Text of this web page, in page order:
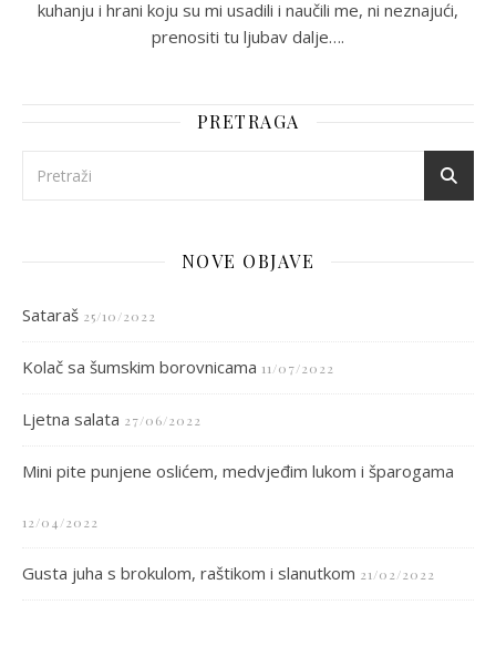
kuhanju i hrani koju su mi usadili i naučili me, ni neznajući,
prenositi tu ljubav dalje….
PRETRAGA
NOVE OBJAVE
Sataraš 25/10/2022
Kolač sa šumskim borovnicama 11/07/2022
Ljetna salata 27/06/2022
Mini pite punjene oslićem, medvjeđim lukom i šparogama
12/04/2022
Gusta juha s brokulom, raštikom i slanutkom 21/02/2022